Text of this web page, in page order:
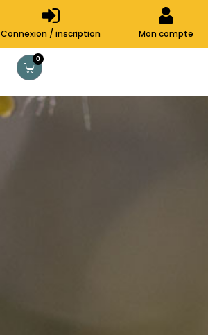
Connexion / inscription Mon compte
0